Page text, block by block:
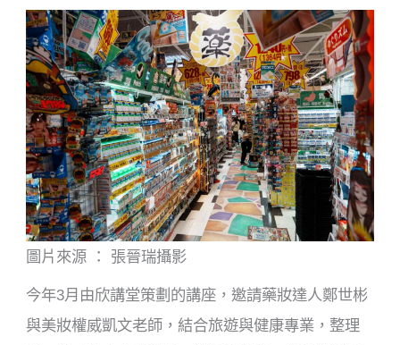
圖片來源 ： 張晉瑞攝影
今年3月由欣講堂策劃的講座，邀請藥妝達人鄭世彬
與美妝權威凱文老師，結合旅遊與健康專業，整理